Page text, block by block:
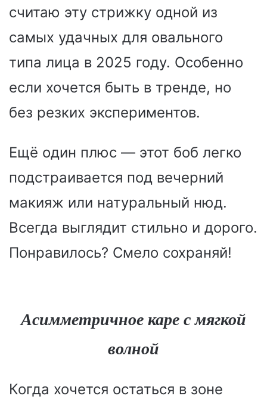
считаю эту стрижку одной из
самых удачных для овального
типа лица в 2025 году. Особенно
если хочется быть в тренде, но
без резких экспериментов.
Ещё один плюс — этот боб легко
подстраивается под вечерний
макияж или натуральный нюд.
Всегда выглядит стильно и дорого.
Понравилось? Смело сохраняй!
Асимметричное каре с мягкой
волной
Когда хочется остаться в зоне